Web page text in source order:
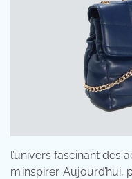
l’univers fascinant des
m’inspirer. Aujourd’hui,